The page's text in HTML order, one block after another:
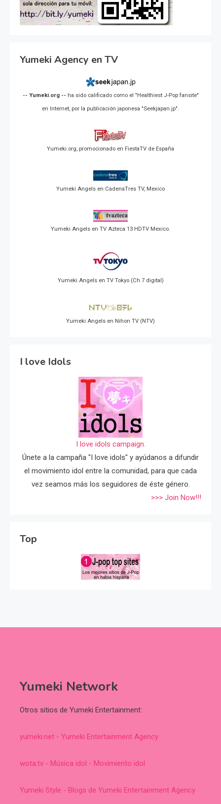
Yumeki Agency en TV
-- Yumeki.org -- ha sido calificado como el "Healthiest J-Pop fansite"
en Internet, por la publicación japonesa "Seekjapan.jp".
Yumeki.org, promocionado en FiestaTV de España
Yumeki Angels en CadenaTres TV, Mexico
Yumeki Angels en TV Azteca 13 HDTV Mexico.
Yumeki Angels en TV Tokyo (Ch 7 digital)
Yumeki Angels en Nihon TV (NTV)
I love Idols
I love idols campaign.
Únete a la campaña "I love idols" y ayúdanos a difundir
el movimiento idol entre la comunidad, para que cada
vez seamos más los seguidores de éste género.
>>> Join Now!!!
Top
Yumeki Network
Otros sitios de Yumeki Entertainment:
yumeki.net - Yumeki Entertainment Agency
wota.tv - Música idol - Movimiento idol
Yumeki Style - Blogs de Yumeki Entertainment Agency